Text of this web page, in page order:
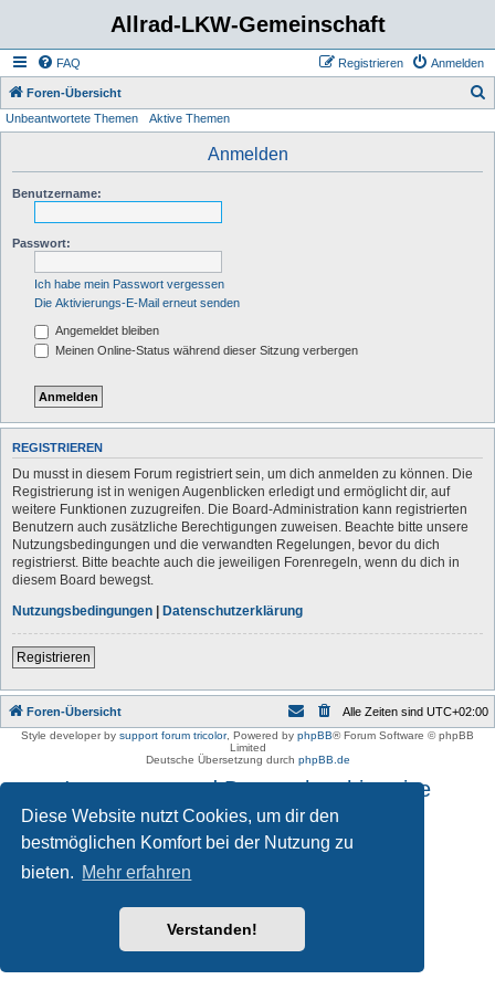
Diese Website nutzt Cookies, um dir den
bestmöglichen Komfort bei der Nutzung zu
bieten. Mehr erfahren
Verstanden!
Allrad-LKW-Gemeinschaft
FAQ Anmelden
Registrieren
Foren-Übersicht
Unbeantwortete Themen Aktive Themen
Anmelden
Benutzername:
Passwort:
Ich habe mein Passwort vergessen
Die Aktivierungs-E-Mail erneut senden
Angemeldet bleiben
Meinen Online-Status während dieser Sitzung verbergen
REGISTRIEREN
Du musst in diesem Forum registriert sein, um dich anmelden zu können. Die
Registrierung ist in wenigen Augenblicken erledigt und ermöglicht dir, auf
weitere Funktionen zuzugreifen. Die Board-Administration kann registrierten
Benutzern auch zusätzliche Berechtigungen zuweisen. Beachte bitte unsere
Nutzungsbedingungen und die verwandten Regelungen, bevor du dich
registrierst. Bitte beachte auch die jeweiligen Forenregeln, wenn du dich in
diesem Board bewegst.
Nutzungsbedingungen | Datenschutzerklärung
Registrieren
Foren-Übersicht Alle Zeiten sind UTC+02:00
Style developer by support forum tricolor, Powered by phpBB® Forum Software © phpBB
Limited
Deutsche Übersetzung durch phpBB.de
Impressum und Datenschutzhinweise